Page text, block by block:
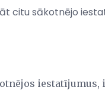
citu sākotnējo